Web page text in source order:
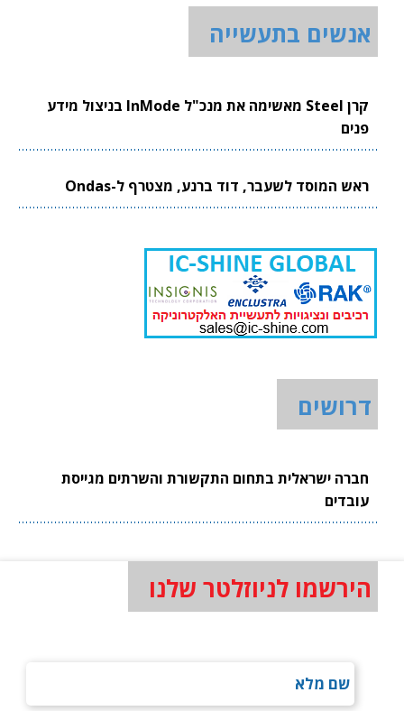
אנשים בתעשייה
קרן Steel מאשימה את מנכ"ל InMode בניצול מידע
פנים
ראש המוסד לשעבר, דוד ברנע, מצטרף ל-Ondas
דרושים
חברה ישראלית בתחום התקשורת והשרתים מגייסת
עובדים
הירשמו לניוזלטר שלנו